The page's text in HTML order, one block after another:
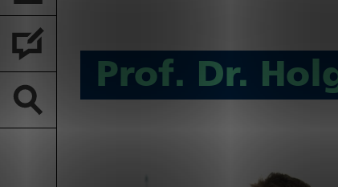
Prof. Dr.